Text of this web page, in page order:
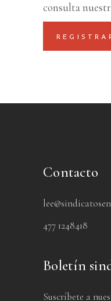
consulta
Contacto
477 1248418
Boletín
Suscríbete a